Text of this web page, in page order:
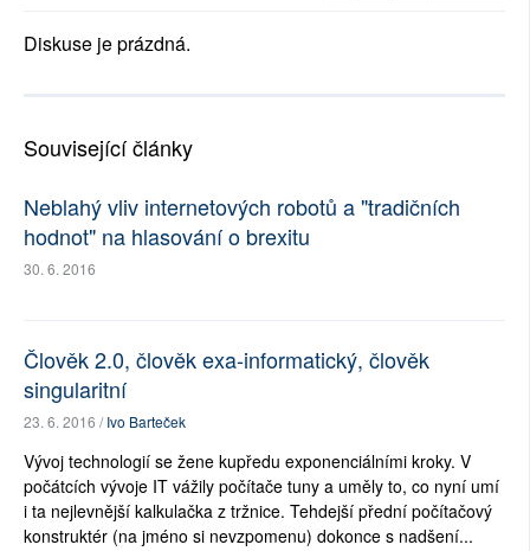
Diskuse je prázdná.
Související články
Neblahý vliv internetových robotů a "tradičních
hodnot" na hlasování o brexitu
30. 6. 2016
Člověk 2.0, člověk exa-informatický, člověk
singularitní
23. 6. 2016 /Ivo Barteček
Vývoj technologií se žene kupředu exponenciálními kroky. V
počátcích vývoje IT vážily počítače tuny a uměly to, co nyní umí
i ta nejlevnější kalkulačka z tržnice. Tehdejší přední počítačový
konstruktér (na jméno si nevzpomenu) dokonce s nadšení...